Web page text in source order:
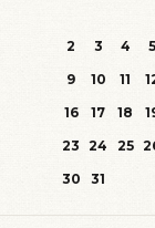
2
3 4 5
9
10 11
16
17 18
23 24 25
30
31